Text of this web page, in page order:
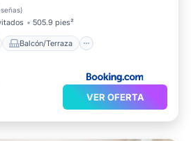
)
505.9 pies²
Balcón/Terraza
VER OFERTA